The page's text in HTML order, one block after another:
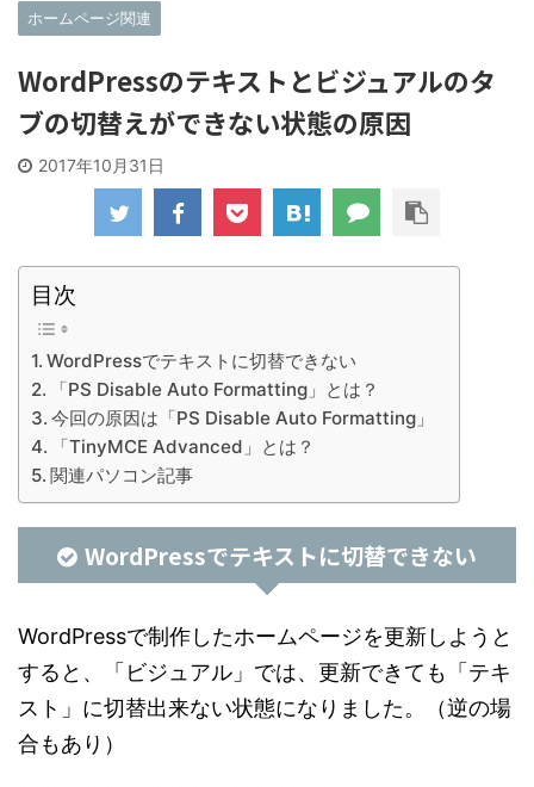
ホームページ関連
WordPressのテキストとビジュアルのタ
ブの切替えができない状態の原因
2017年10月31日
目次
WordPressでテキストに切替できない
「PS Disable Auto Formatting」とは？
今回の原因は「PS Disable Auto Formatting」
「TinyMCE Advanced」とは？
関連パソコン記事
WordPressでテキストに切替できない
WordPressで制作したホームページを更新しようと
すると、「ビジュアル」では、更新できても「テキ
スト」に切替出来ない状態になりました。（逆の場
合もあり）